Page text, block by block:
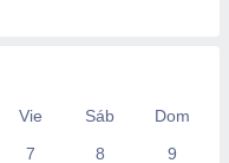
Vie Sáb
Dom
7 8 9